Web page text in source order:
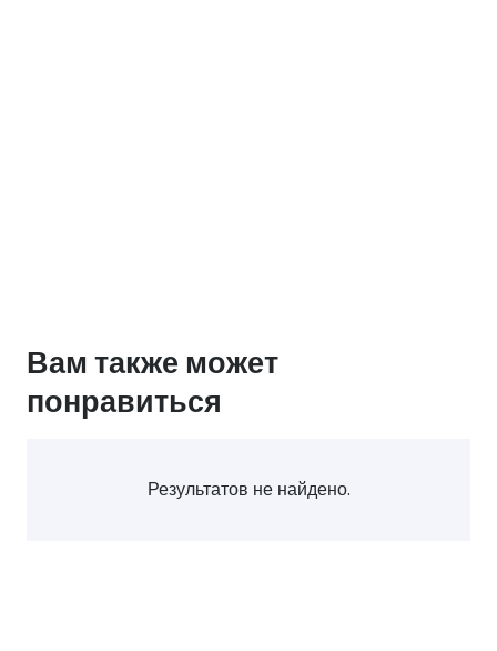
Вам также может
понравиться
Результатов не найдено.